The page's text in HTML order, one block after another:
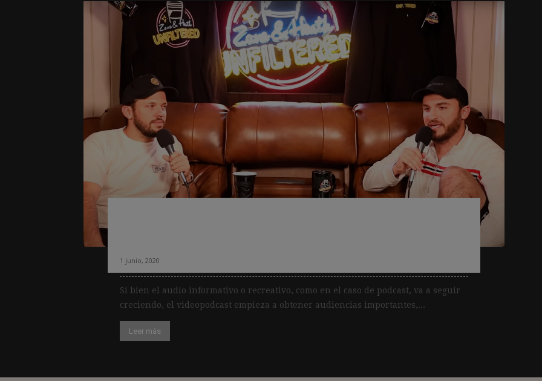
1 junio, 2020
Si bien el audio informativo o recreativo, como en el caso de podcast, va a seguir
creciendo, el videopodcast empieza a obtener audiencias importantes,...
Leer más